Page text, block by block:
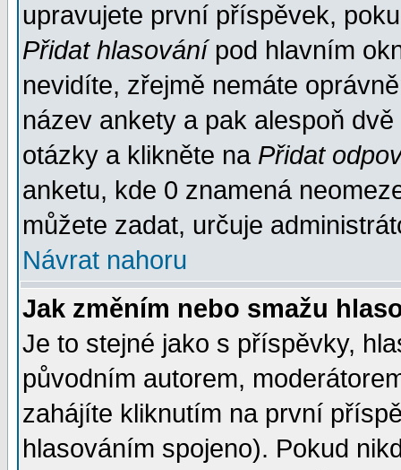
upravujete první příspěvek,
Přidat hlasovánípod hlavním
nevidíte, zřejmě nemáte
název ankety a pak alespoň
otázky a klikněte na Přidat
anketu, kde 0 znamená
můžete zadat, určuje
Návrat nahoru
Jak změním nebo smažu
Je to stejné jako s příspěvky,
původním autorem,
zahájíte kliknutím na první
hlasováním spojeno). Pokud